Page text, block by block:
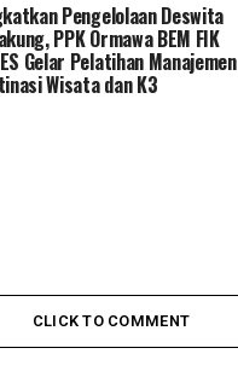
Pengelolaan Deswita
PPK Ormawa BEM FIK
Gelar Pelatihan Manajemen
Wisata dan K3
CLICK TO COMMENT